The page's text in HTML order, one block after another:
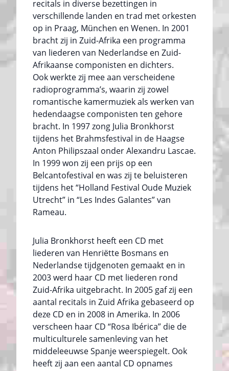
recitals in diverse bezettingen in
verschillende landen en trad met orkesten
op in Praag, München en Wenen. In 2001
bracht zij in Zuid-Afrika een programma
van liederen van Nederlandse en Zuid-
Afrikaanse componisten en dichters.
Ook werkte zij mee aan verscheidene
radioprogramma’s, waarin zij zowel
romantische kamermuziek als werken van
hedendaagse componisten ten gehore
bracht. In 1997 zong Julia Bronkhorst
tijdens het Brahmsfestival in de Haagse
Anton Philipszaal onder Alexandru Lascae.
In 1999 won zij een prijs op een
Belcantofestival en was zij te beluisteren
tijdens het “Holland Festival Oude Muziek
Utrecht” in “Les Indes Galantes” van
Rameau.
Julia Bronkhorst heeft een CD met
liederen van Henriëtte Bosmans en
Nederlandse tijdgenoten gemaakt en in
2003 werd haar CD met liederen rond
Zuid-Afrika uitgebracht. In 2005 gaf zij een
aantal recitals in Zuid Afrika gebaseerd op
deze CD en in 2008 in Amerika. In 2006
verscheen haar CD “Rosa Ibérica” die de
multiculturele samenleving van het
middeleeuwse Spanje weerspiegelt. Ook
heeft zij aan een aantal CD opnames